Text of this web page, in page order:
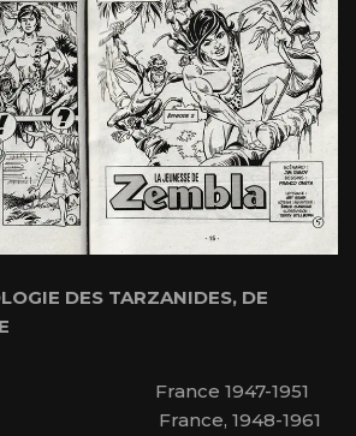
DES TARZANIDES, DE
France 1947-1951
France, 1948-1961